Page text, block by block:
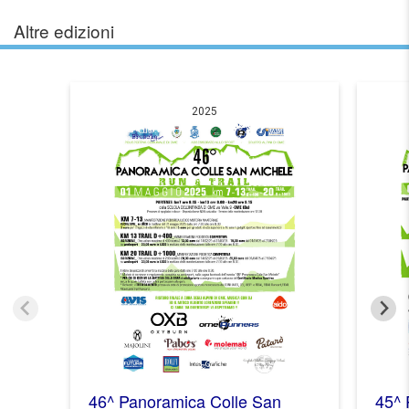
Altre edizioni
2025
46^ Panoramica Colle San 45^